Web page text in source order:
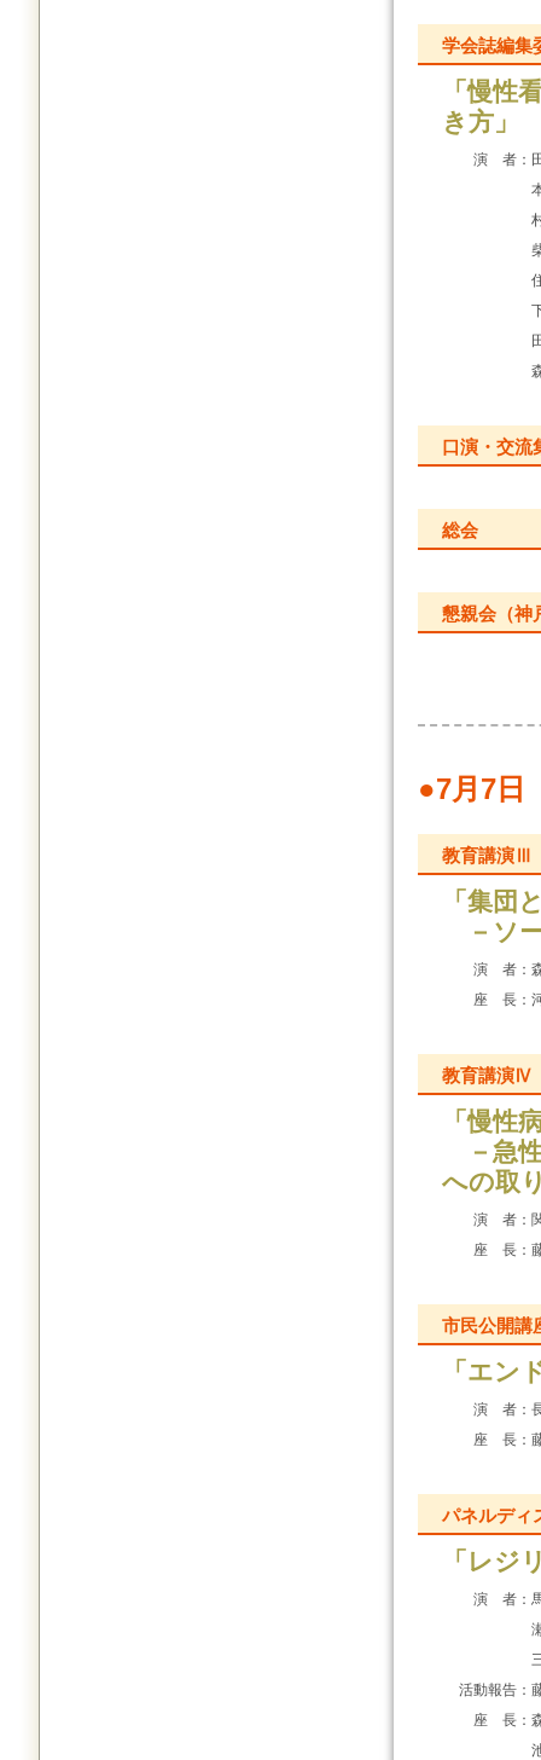
学会誌編
「慢性
き方」
演 者：
口演・交流
総会
懇親会（神
●7月7日
教育講演Ⅲ
「集団
－ソ
演 者：
座 長：
教育講演Ⅳ
「慢性
－急
への取
演 者：
座 長：
市民公開講
「エン
演 者：
座 長：
パネルディ
「レジ
演 者：
活動報告：
座 長：